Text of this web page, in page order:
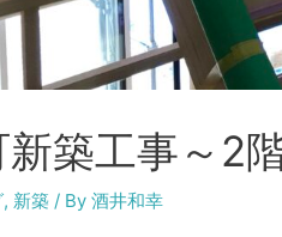
築工事～2
, 新築 / By 酒井和幸